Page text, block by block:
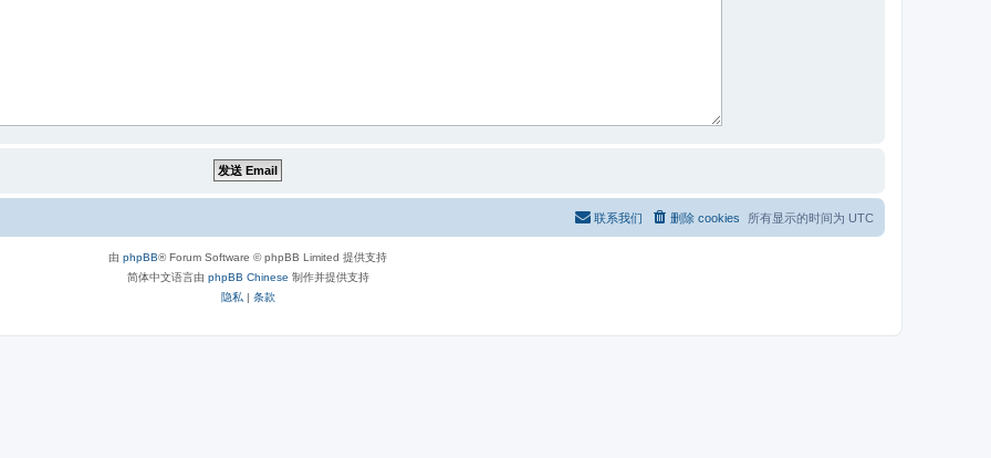
所有显示的时间为 UTC
删除 cookies
联系我们
由 phpBB® Forum Software © phpBB Limited 提供支持
简体中文语言由 phpBB Chinese 制作并提供支持
隐私 | 条款